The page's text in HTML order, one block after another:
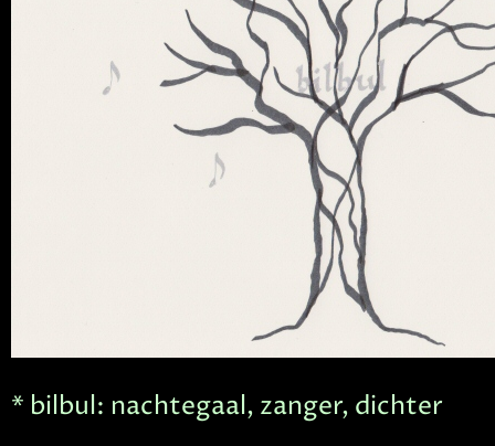
* bilbul: nachtegaal, zanger, dichter